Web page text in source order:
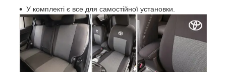
У комплекті є все для самостійної установки.